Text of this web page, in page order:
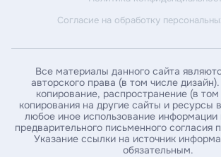
Согласие на обработку
Все материалы данного сайта
авторского права (в том числе
копирование, распространение (в
копирования на другие сайты и ресурсы
любое иное использование информации
предварительного письменного согласия
Указание ссылки на источник
обязательным.
Введите номер амбулаторной карты
За какой год / годы вы хотите получить справку *